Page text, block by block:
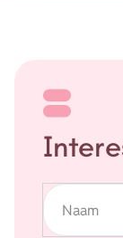
Naam